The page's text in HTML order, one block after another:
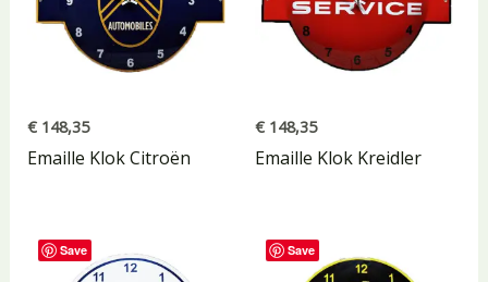
€148,35
Emaille Klok Citroën
€ 148,35
Emaille Klok Kreidler
Save Save